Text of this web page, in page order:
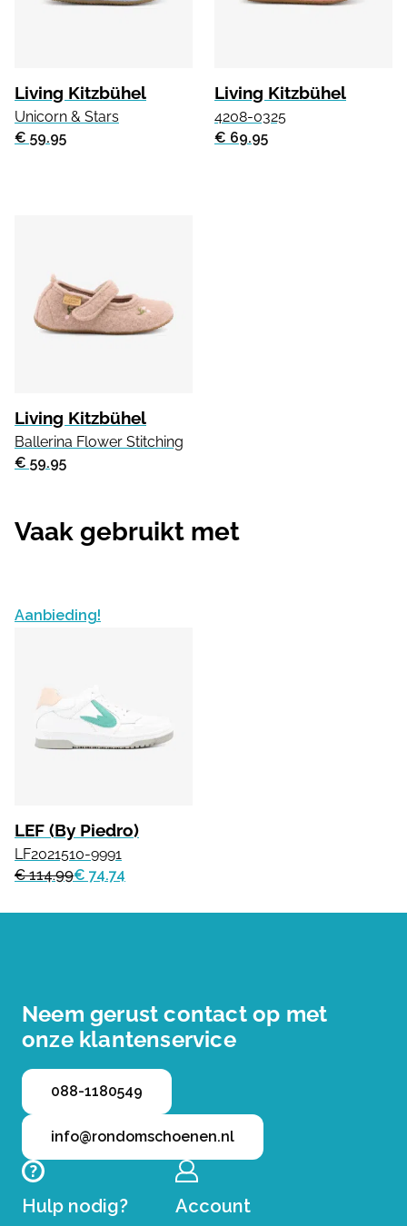
Living Kitzbühel
Unicorn & Stars
€ 59.95
Living Kitzbühel
4208-0325
€ 69.95
Living Kitzbühel
Ballerina Flower Stitching
€ 59.95
Vaak gebruikt met
Aanbieding!
LEF (By Piedro)
LF2021510-9991
€ 114.99€ 74.74
Neem gerust contact op met
onze klantenservice
088-1180549
info@rondomschoenen.nl
Hulp nodig? Account